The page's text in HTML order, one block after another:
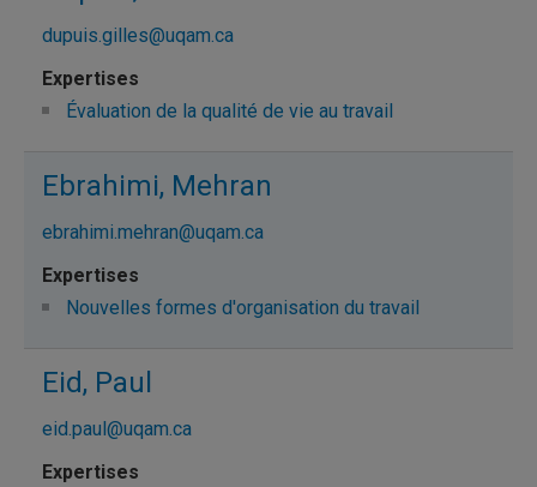
dupuis.gilles@uqam.ca
Évaluation de la qualité de vie au travail
Ebrahimi, Mehran
ebrahimi.mehran@uqam.ca
Nouvelles formes d'organisation du travail
Eid, Paul
eid.paul@uqam.ca